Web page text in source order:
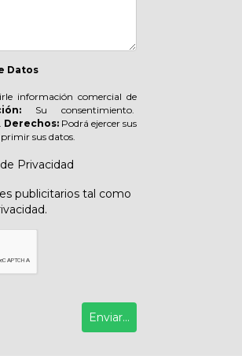
Datos
información comercial de
Su consentimiento.
Derechos:Podrá ejercer sus
sus datos.
Privacidad
publicitarios tal como